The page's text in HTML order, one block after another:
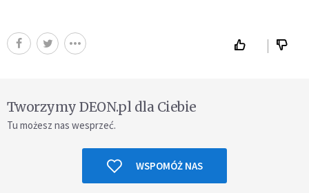
Tworzymy DEON.pl dla Ciebie
Tu możesz nas wesprzeć.
WSPOMÓŻ NAS